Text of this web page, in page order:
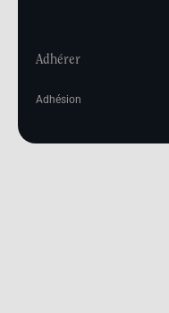
Adhérer
Adhésion